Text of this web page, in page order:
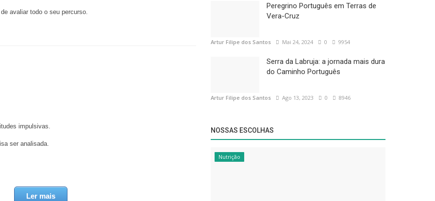
avaliar todo o seu percurso.
impulsivas.
ser analisada.
Ler mais
Peregrino Português em Terras de
Vera-Cruz
Artur Filipe dos Santos Mai 24, 2024 0 9954
Serra da Labruja: a jornada mais dura
do Caminho Português
Artur Filipe dos Santos Ago 13, 2023 0 8946
NOSSAS ESCOLHAS
Nutrição